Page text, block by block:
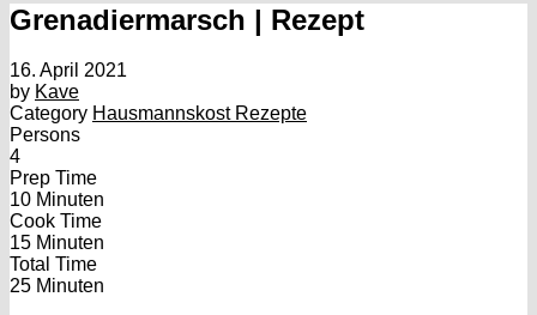
Grenadiermarsch | Rezept
16. April 2021
by Kave
Category Hausmannskost Rezepte
Persons
4
Prep Time
10 Minuten
Cook Time
15 Minuten
Total Time
25 Minuten